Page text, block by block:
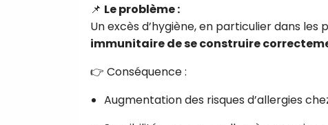
📌 Le problème :
Un excès d’hygiène, en particulier dans les
immunitaire de se construire
👉 Conséquence :
Augmentation des risques d’allergies